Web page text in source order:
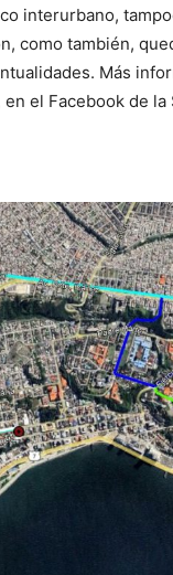
interurbano,
como también,
Más
el Facebook de